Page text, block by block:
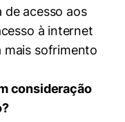
acesso aos
à internet
mais sofrimento
consideração